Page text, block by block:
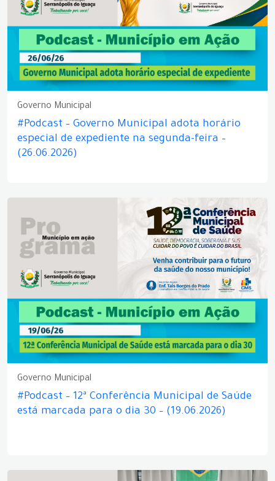
Governo Municipal
#Podcast – Governo Municipal adota horário
especial de expediente na segunda-feira –
(26.06.2026)
Governo Municipal
#Podcast – 12ª Conferência Municipal de Saúde
está marcada para o dia 30 – (19.06.2026)